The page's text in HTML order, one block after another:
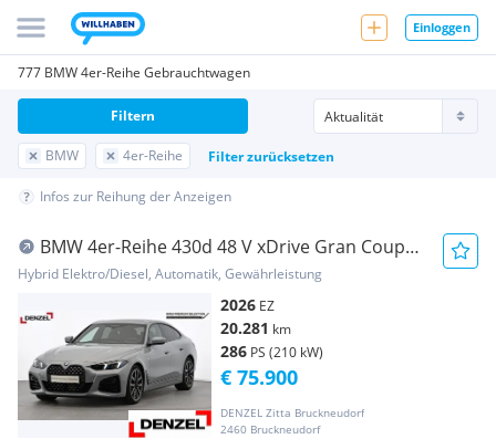
Einloggen
777 BMW 4er-Reihe Gebrauchtwagen
BMW 4er-Reihe Filter zurücksetzen
Filtern
Infos zur Reihung der Anzeigen
BMW 4er-Reihe 430d 48 V xDrive Gran Coupe
Aut.
Hybrid Elektro/Diesel, Automatik, Gewährleistung
2026 EZ
20.281 km
286 PS (210 kW)
DENZEL Zitta Bruckneudorf
2460 Bruckneudorf
€ 75.900